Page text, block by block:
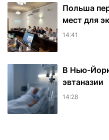
Польша
мест для
14:41
В Нью-
эвтаназии
14:28